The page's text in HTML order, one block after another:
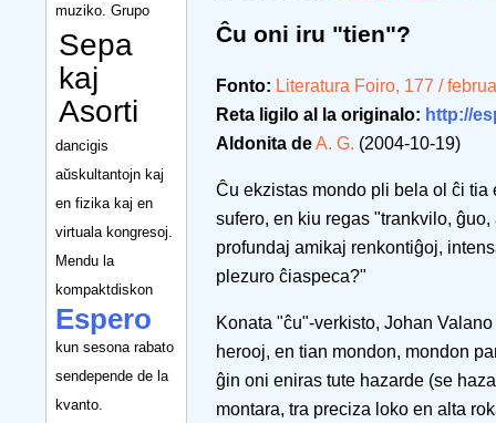
muziko. Grupo
Sepa
kaj
Asorti
dancigis
aŭskultantojn kaj
en fizika kaj en
virtuala kongresoj.
Mendu la
kompaktdiskon
Espero
kun sesona rabato
sendepende de la
kvanto.
Ĉu oni iru "tien"?
Fonto: Literatura Foiro, 177 /
Reta ligilo al la originalo: http://
Aldonita deA. G. (2004-10-19)
Ĉu ekzistas mondo pli bela ol ĉi
sufero, en kiu regas "trankvilo,
profundaj amikaj renkontiĝoj,
plezuro ĉiaspeca?"
Konata "ĉu"-verkisto, Johan
herooj, en tian mondon, mondon
ĝin oni eniras tute hazarde (se
montara, tra preciza loko en alta